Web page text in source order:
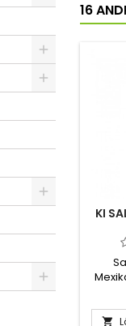
16
KI
olika
och
